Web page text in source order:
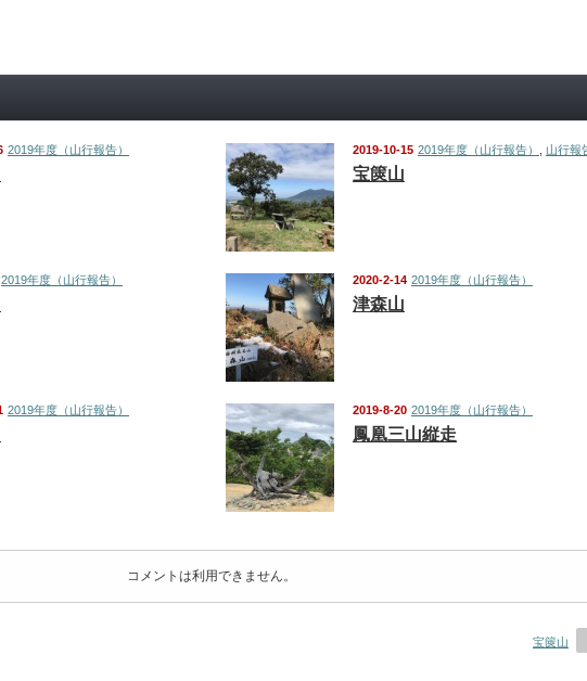
2019年度（山行報告） 2019-10-15 2019年度（山行報告） 山行報
宝篋山
2019年度（山行報告） 2020-2-14 2019年度（山行報告）
津森山
2019年度（山行報告） 2019-8-20 2019年度（山行報告）
鳳凰三山縦走
コメントは利用できません。
宝篋山